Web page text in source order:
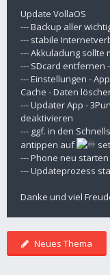
Update VollaOS
--- Backup aller
--- stabile
--- Akkuladung sollte
--- SDcard entfernen -
--- Einstellungen -
Cache - Daten
--- Updater App -
deaktivieren
--- ggf. in den
antippen auf
--- Phone neu starten
--- Updateprozess
Danke und viel
Neues Thema